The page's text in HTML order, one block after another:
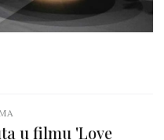
u filmu 'Love